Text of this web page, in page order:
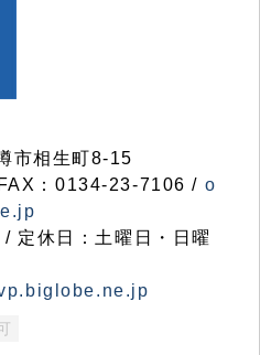
市相生町8-15
：0134-23-7106 / o
定休日：土曜日・日曜